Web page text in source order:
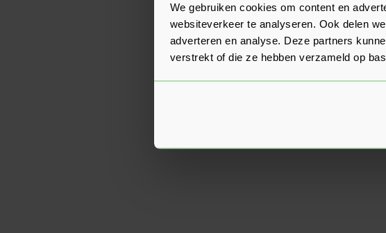
We gebruiken cookies om content en
websiteverkeer te analyseren. Ook delen
adverteren en analyse. Deze partners
verstrekt of die ze hebben verzameld op